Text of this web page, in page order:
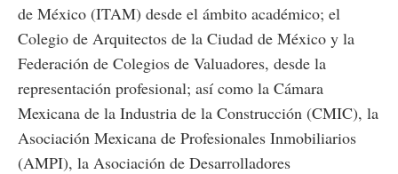
de México (ITAM) desde el ámbito académico; el
Colegio de Arquitectos de la Ciudad de México y la
Federación de Colegios de Valuadores, desde la
representación profesional; así como la Cámara
Mexicana de la Industria de la Construcción (CMIC), la
Asociación Mexicana de Profesionales Inmobiliarios
(AMPI), la Asociación de Desarrolladores